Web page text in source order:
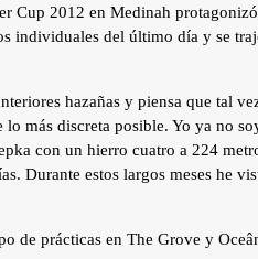
Cup 2012 en Medinah
individuales del último día y se
hazañas y piensa que tal
más discreta posible. Yo ya no
con un hierro cuatro a 224
Durante estos largos meses he
de prácticas en The Grove y